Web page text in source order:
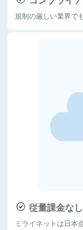
規制の厳しい業界で
従量課金な
ミライネットは日本